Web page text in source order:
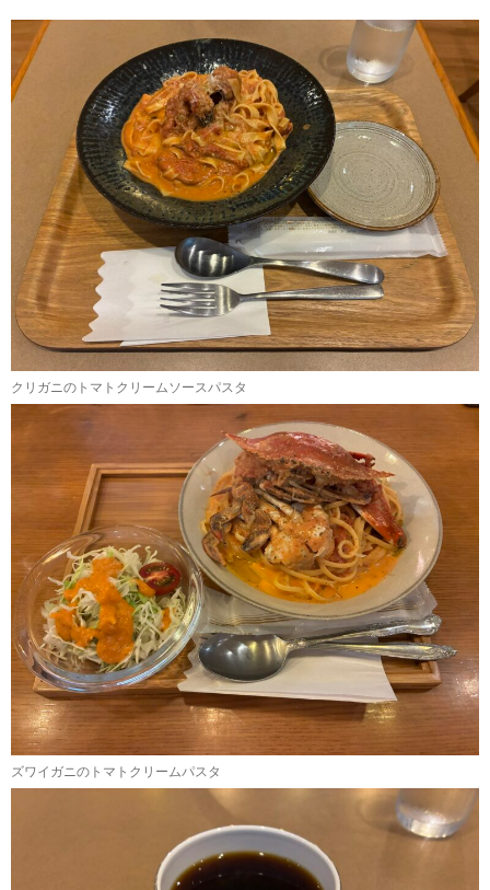
クリガニのトマトクリームソースパスタ
ズワイガニのトマトクリームパスタ